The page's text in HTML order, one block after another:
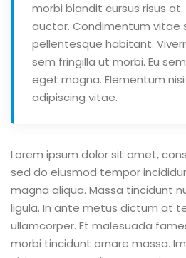
morbi blandit cursus risus
auctor. Condimentum vitae
pellentesque habitant.
sem fringilla ut morbi. Eu
eget magna. Elementum
adipiscing vitae.
Lorem ipsum dolor sit amet,
sed do eiusmod tempor
magna aliqua. Massa tincidunt
ligula. In ante metus dictum at
ullamcorper. Et malesuada
morbi tincidunt ornare massa.